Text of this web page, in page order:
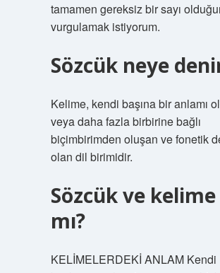
tamamen gereksiz bir sayı
vurgulamak istiyorum.
Sözcük neye
Kelime, kendi başına bir anlamı
veya daha fazla birbirine bağlı
biçimbirimden oluşan ve fonetik
olan dil birimidir.
Sözcük ve kelime
mı?
KELİMELERDEKİ ANLAM Kendi